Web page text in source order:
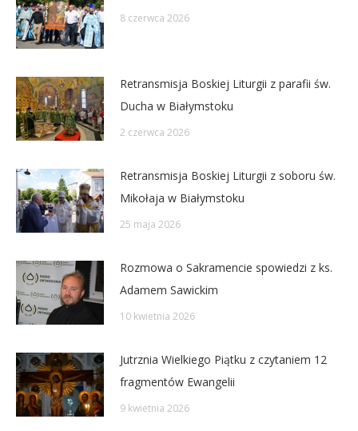
8 czerwca 2026
Retransmisja Boskiej Liturgii z parafii św.
Ducha w Białymstoku
2 czerwca 2026
Retransmisja Boskiej Liturgii z soboru św.
Mikołaja w Białymstoku
25 maja 2026
Rozmowa o Sakramencie spowiedzi z ks.
Adamem Sawickim
10 kwietnia 2026
Jutrznia Wielkiego Piątku z czytaniem 12
fragmentów Ewangelii
9 kwietnia 2026